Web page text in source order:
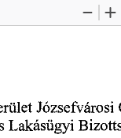
Zoom
Józsefvárosi
Lakásügyi